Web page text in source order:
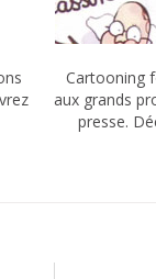
Cartooning
aux grands
presse.